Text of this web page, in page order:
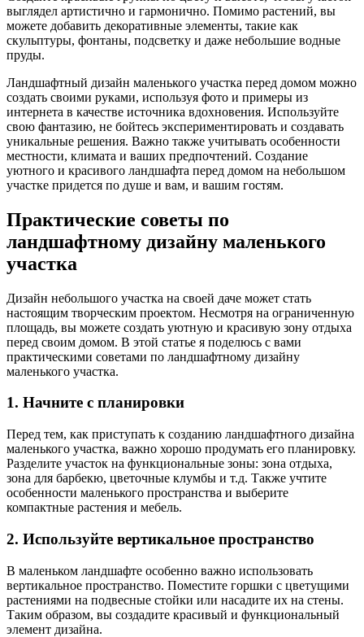
выглядел артистично и гармонично. Помимо растений, вы
можете добавить декоративные элементы, такие как
скульптуры, фонтаны, подсветку и даже небольшие водные
пруды.
Ландшафтный дизайн маленького участка перед домом можно
создать своими руками, используя фото и примеры из
интернета в качестве источника вдохновения. Используйте
свою фантазию, не бойтесь экспериментировать и создавать
уникальные решения. Важно также учитывать особенности
местности, климата и ваших предпочтений. Создание
уютного и красивого ландшафта перед домом на небольшом
участке придется по душе и вам, и вашим гостям.
Практические советы по
ландшафтному дизайну маленького
участка
Дизайн небольшого участка на своей даче может стать
настоящим творческим проектом. Несмотря на ограниченную
площадь, вы можете создать уютную и красивую зону отдыха
перед своим домом. В этой статье я поделюсь с вами
практическими советами по ландшафтному дизайну
маленького участка.
1. Начните с планировки
Перед тем, как приступать к созданию ландшафтного дизайна
маленького участка, важно хорошо продумать его планировку.
Разделите участок на функциональные зоны: зона отдыха,
зона для барбекю, цветочные клумбы и т.д. Также учтите
особенности маленького пространства и выберите
компактные растения и мебель.
2. Используйте вертикальное пространство
В маленьком ландшафте особенно важно использовать
вертикальное пространство. Поместите горшки с цветущими
растениями на подвесные стойки или насадите их на стены.
Таким образом, вы создадите красивый и функциональный
элемент дизайна.